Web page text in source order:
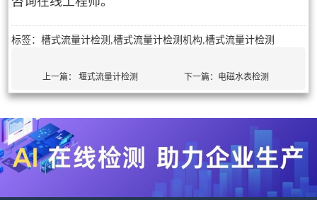
标签：槽式流量计检测,槽式流量计检测机构,槽式流量计检测
上一篇：堰式流量计检测 下一篇： 电磁水表检测